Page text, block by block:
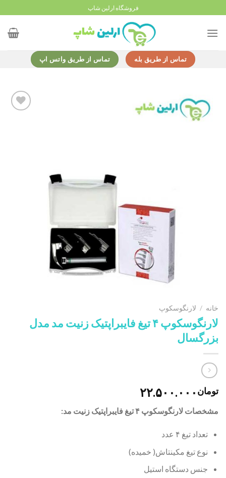
to
content
فروشگاه ارلین شاپ
تماس از طریق بله تماس از طریق واتس اپ
خانه / لارنگوسکوپ
لارنگوسکوپ ۴ تیغ فایبراپتیک زنیت مد مدل
بزرگسال
تومان ۲۲.۵۰۰.۰۰۰
مشخصات لارنگوسکوپ ۴ تیغ فایبراپتیک زنیت مد:
تعداد تیغ ۴ عدد
نوع تیغ مکینتاش( خمیده)
جنس دستگاه استیل